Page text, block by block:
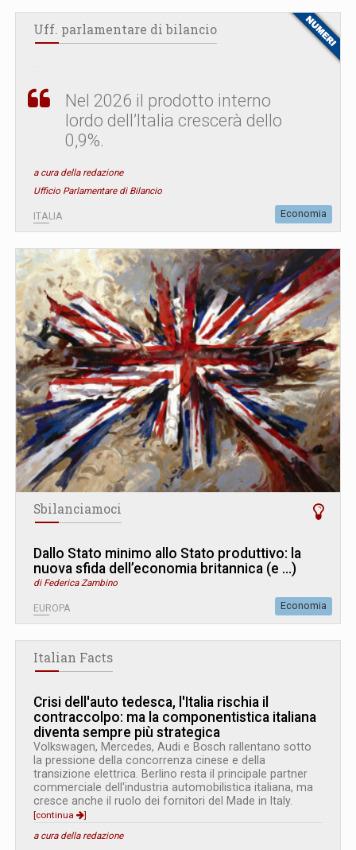
Uff. parlamentare di bilancio
Nel 2026 il prodotto interno
lordo dell’Italia crescerà dello
0,9%.
a cura della redazione
Ufficio Parlamentare di Bilancio
ITALIA Economia
Sbilanciamoci
Dallo Stato minimo allo Stato produttivo: la
nuova sfida dell’economia britannica (e ...)
di Federica Zambino
EUROPA Economia
Italian Facts
Crisi dell'auto tedesca, l'Italia rischia il
contraccolpo: ma la componentistica italiana
diventa sempre più strategica
Volkswagen, Mercedes, Audi e Bosch rallentano sotto
la pressione della concorrenza cinese e della
transizione elettrica. Berlino resta il principale partner
commerciale dell'industria automobilistica italiana, ma
cresce anche il ruolo dei fornitori del Made in Italy.
[continua
]
a cura della redazione